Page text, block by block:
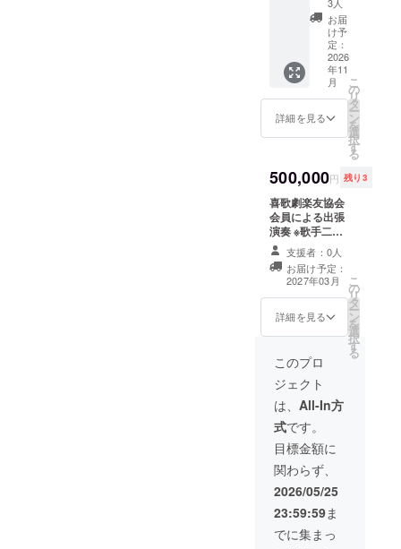
日間ペ
アご招
待 ※5月
末まで
にチ
ケット
を発送
いたし
ます。
オリジ
ザイン
クリア
ファイ
ル＋
トート
セット
のご提
供 ※8月
提供予
定。 第
リー・
ウィド
ウ」限
定動画
の視聴
URL送
付 ※11
月まで
に二日
間の公
演が視
聴でき
る限定
URLを
お届
け予
定：
2026
年11
月
詳細を見る
こ
の
リ
タ
ー
ン
を
選
択
す
る
500,000円 残り3
喜歌劇楽友協会
会員による出張
演奏 ※歌手二
名・ピアニスト
一名で約一時間
の出張演奏をさ
せていただきま
す。 ～オペラ・
オペレッタの名
※会場費・ピアノ
等設備費用はご
負担ください。
※遠隔地の場合は
交通費・宿泊費
をいただく場合
があります。堺
市より車にて片
道一時間以内の
場合は交通費・
宿泊費の追加は
施時期はご相談
による オリジナ
支援者：0人
お届け予定：
2027年03月
詳細を見る
こ
の
リ
タ
ー
ン
を
選
択
す
る
このプロ
ジェクト
は、 All-In方
式です。
目標金額に
関わらず、
2026/05/25
23:59:59ま
でに集まっ